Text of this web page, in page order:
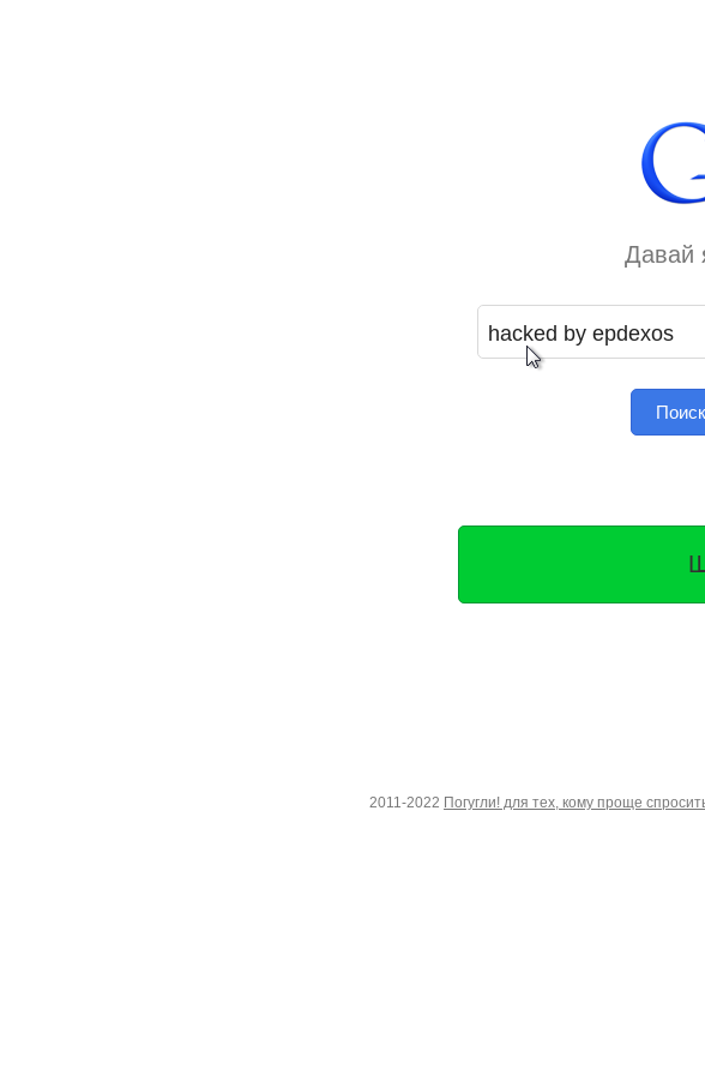
Давай
2011-2022 Погугли! для тех, кому проще